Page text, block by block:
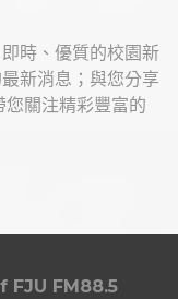
時、優質的校園新
新消息；與您分享
關注精彩豐富的
FJU FM88.5